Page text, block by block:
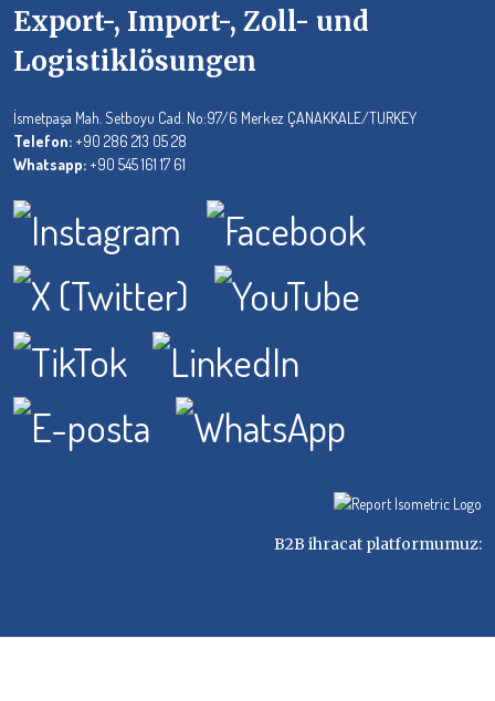
Export-, Import-, Zoll- und
Logistiklösungen
İsmetpaşa Mah. Setboyu Cad. No:97/6 Merkez ÇANAKKALE/TURKEY
Telefon: +90 286 213 05 28
Whatsapp: +90 545 161 17 61
B2B ihracat platformumuz: